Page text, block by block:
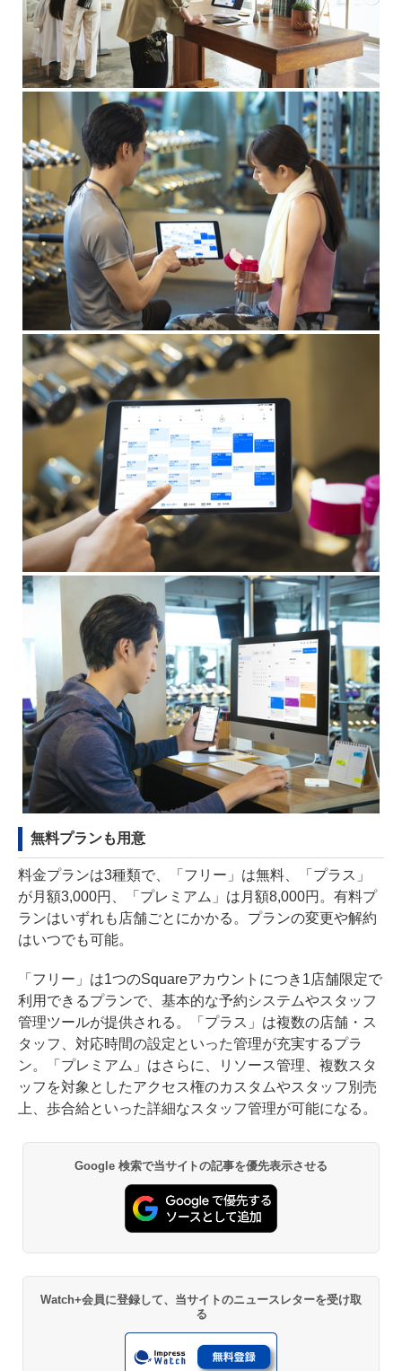
無料プランも用意
料金プランは3種類で、「フリー」は無料、「プラス」
が月額3,000円、「プレミアム」は月額8,000円。有料プ
ランはいずれも店舗ごとにかかる。プランの変更や解約
はいつでも可能。
「フリー」は1つのSquareアカウントにつき1店舗限定で
利用できるプランで、基本的な予約システムやスタッフ
管理ツールが提供される。「プラス」は複数の店舗・ス
タッフ、対応時間の設定といった管理が充実するプラ
ン。「プレミアム」はさらに、リソース管理、複数スタ
ッフを対象としたアクセス権のカスタムやスタッフ別売
上、歩合給といった詳細なスタッフ管理が可能になる。
Google 検索で当サイトの記事を優先表示させる
Watch+会員に登録して、当サイトのニュースレターを受け取
る